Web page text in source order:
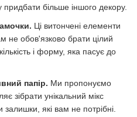
придбати більше іншого декору.
Ці витончені елементи
обов'язково брати цілий
і форму, яка пасує до
папір. Ми пропонуємо
зібрати унікальний мікс
які вам не потрібні.